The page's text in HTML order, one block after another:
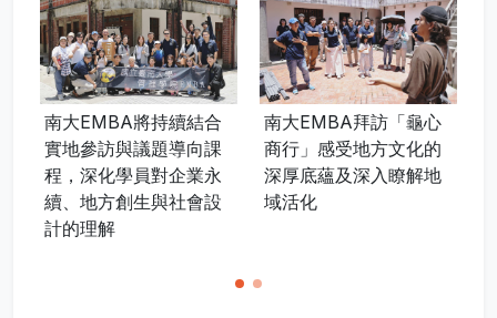
南大EMBA將持續結合
實地參訪與議題導向課
程，深化學員對企業永
續、地方創生與社會設
計的理解
南大EMBA拜訪「龜心
商行」感受地方文化的
深厚底蘊及深入瞭解地
域活化